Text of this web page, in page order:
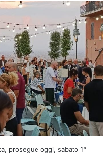
prosegue oggi, sabato 1°